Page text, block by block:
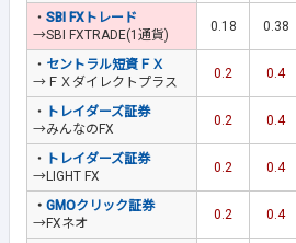
・ SBI FXトレード
→SBI FXTRADE(1通貨)
0.18 0.38
・ セントラル短資ＦＸ
→ＦＸダイレクトプラス
0.2 0.4
・ トレイダーズ証券
→みんなのFX
0.2 0.4
・ トレイダーズ証券
→LIGHT FX
0.2 0.4
・ GMOクリック証券
→FXネオ
0.2 0.4